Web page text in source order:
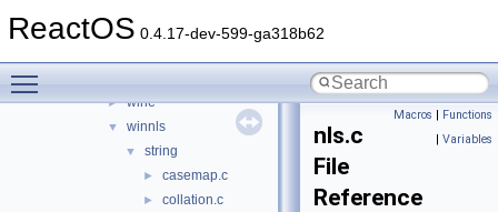
ReactOS 0.4.17-dev-599-ga318b62
► client
► wine
▼ winnls
▼ string
► casemap.c
►
collation.c
Macros | Functions
| Variables
nls.c
File
Reference